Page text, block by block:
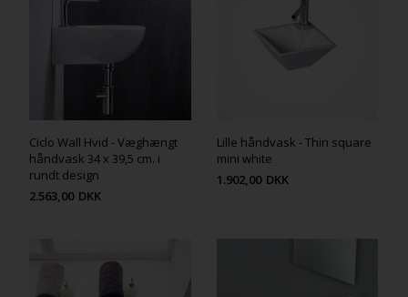
Ciclo Wall Hvid - Væghængt
håndvask 34 x 39,5 cm. i
rundt design
2.563,00 DKK
Lille håndvask - Thin square
mini white
1.902,00 DKK